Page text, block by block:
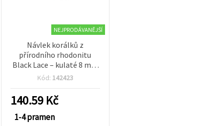
NEJPRODÁVANĚJŠÍ
Návlek korálků z
přírodního rhodonitu
Black Lace – kulaté 8 mm
(~47 ks),
korálky na výrobu šperků,
DIY náramků a
náhrdelníků
Kód: 142423
140.59 Kč
1-4 pramen